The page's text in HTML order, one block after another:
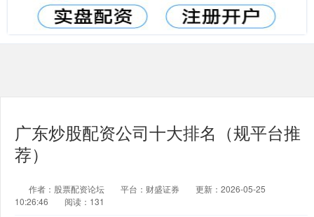
广东炒股配资公司十大排名（规平台推
荐）
作者：股票配资论坛 平台：财盛证券
更新：2026-05-25
10:26:46
阅读：131